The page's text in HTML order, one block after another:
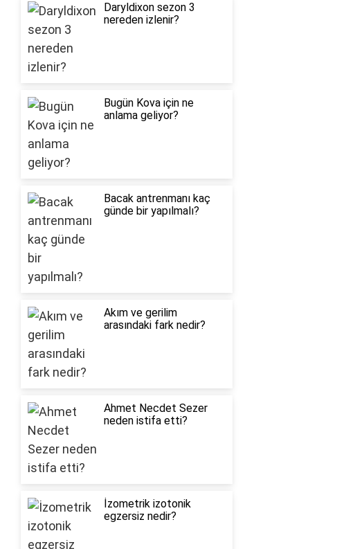
Daryldixon sezon 3
nereden izlenir?
Bugün Kova için ne
anlama geliyor?
Bacak antrenmanı kaç
günde bir yapılmalı?
Akım ve gerilim
arasındaki fark nedir?
Ahmet Necdet Sezer
neden istifa etti?
İzometrik izotonik
egzersiz nedir?